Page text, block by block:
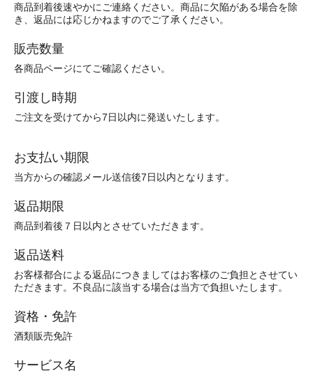
商品到着後速やかにご連絡ください。商品に欠陥がある場合を除
き、返品には応じかねますのでご了承ください。
販売数量
各商品ページにてご確認ください。
引渡し時期
ご注文を受けてから7日以内に発送いたします。
お支払い期限
当方からの確認メール送信後7日以内となります。
返品期限
商品到着後７日以内とさせていただきます。
返品送料
お客様都合による返品につきましてはお客様のご負担とさせてい
ただきます。不良品に該当する場合は当方で負担いたします。
資格・免許
酒類販売免許
サービス名